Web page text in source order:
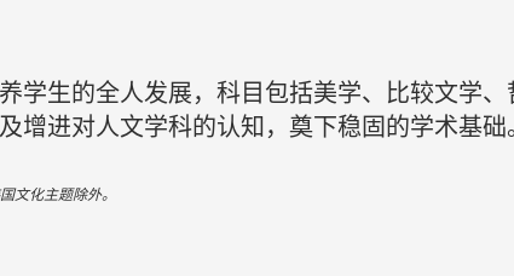
学生的全人发展，科目包括美学、比较文学
增进对人文学科的认知，奠下稳固的学术基础
文化主题除外。